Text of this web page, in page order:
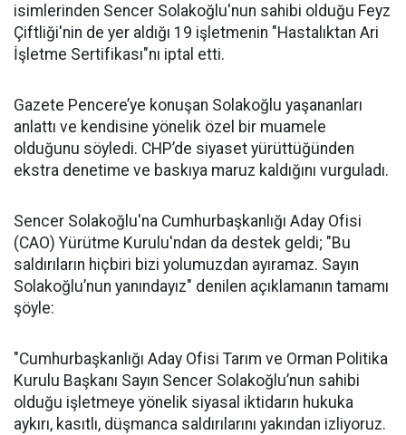
isimlerinden Sencer Solakoğlu'nun sahibi olduğu Feyz
Çiftliği'nin de yer aldığı 19 işletmenin "Hastalıktan Ari
İşletme Sertifikası"nı iptal etti.
Gazete Pencere’ye konuşan Solakoğlu yaşananları
anlattı ve kendisine yönelik özel bir muamele
olduğunu söyledi. CHP’de siyaset yürüttüğünden
ekstra denetime ve baskıya maruz kaldığını vurguladı.
Sencer Solakoğlu'na Cumhurbaşkanlığı Aday Ofisi
(CAO) Yürütme Kurulu'ndan da destek geldi; "Bu
saldırıların hiçbiri bizi yolumuzdan ayıramaz. Sayın
Solakoğlu’nun yanındayız" denilen açıklamanın tamamı
şöyle:
"Cumhurbaşkanlığı Aday Ofisi Tarım ve Orman Politika
Kurulu Başkanı Sayın Sencer Solakoğlu’nun sahibi
olduğu işletmeye yönelik siyasal iktidarın hukuka
aykırı, kasıtlı, düşmanca saldırılarını yakından izliyoruz.